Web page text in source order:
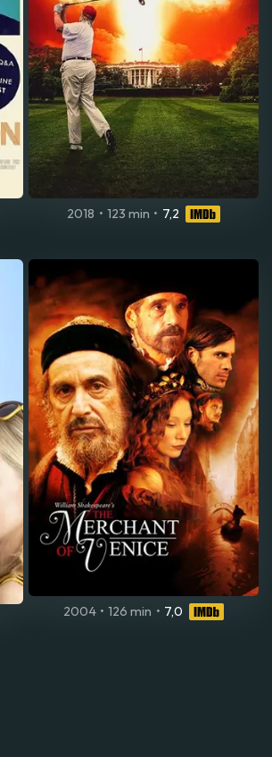
2018 • 123 min • 7,2
2004 • 126 min • 7,0